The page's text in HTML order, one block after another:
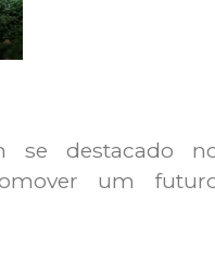
destacado
um